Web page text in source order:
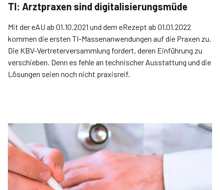
TI: Arztpraxen sind digitalisierungsmüde
Mit der eAU ab 01.10.2021 und dem eRezept ab 01.01.2022
kommen die ersten TI-Massenanwendungen auf die Praxen zu.
Die KBV-Vertreterversammlung fordert, deren Einführung zu
verschieben. Denn es fehle an technischer Ausstattung und die
Lösungen seien noch nicht praxisreif.